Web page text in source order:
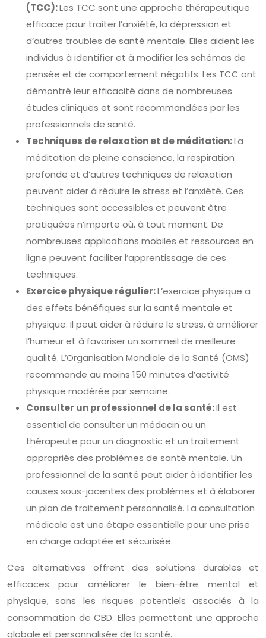
(TCC):Les TCC sont une approche thérapeutique
efficace pour traiter l’anxiété, la dépression et
d’autres troubles de santé mentale. Elles aident les
individus à identifier et à modifier les schémas de
pensée et de comportement négatifs. Les TCC ont
démontré leur efficacité dans de nombreuses
études cliniques et sont recommandées par les
professionnels de santé.
Techniques de relaxation et de méditation:La
méditation de pleine conscience, la respiration
profonde et d’autres techniques de relaxation
peuvent aider à réduire le stress et l’anxiété. Ces
techniques sont accessibles et peuvent être
pratiquées n’importe où, à tout moment. De
nombreuses applications mobiles et ressources en
ligne peuvent faciliter l’apprentissage de ces
techniques.
Exercice physique régulier:L’exercice physique a
des effets bénéfiques sur la santé mentale et
physique. Il peut aider à réduire le stress, à améliorer
l’humeur et à favoriser un sommeil de meilleure
qualité. L’Organisation Mondiale de la Santé (OMS)
recommande au moins 150 minutes d’activité
physique modérée par semaine.
Consulter un professionnel de la santé:Il est
essentiel de consulter un médecin ou un
thérapeute pour un diagnostic et un traitement
appropriés des problèmes de santé mentale. Un
professionnel de la santé peut aider à identifier les
causes sous-jacentes des problèmes et à élaborer
un plan de traitement personnalisé. La consultation
médicale est une étape essentielle pour une prise
en charge adaptée et sécurisée.
Ces alternatives offrent des solutions durables et
efficaces pour améliorer le bien-être mental et
physique, sans les risques potentiels associés à la
consommation de CBD. Elles permettent une approche
globale et personnalisée de la santé.